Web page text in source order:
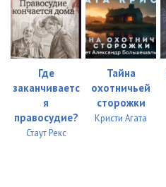
Где
заканчиваетс
я
правосудие?
Стаут Рекс
Тайна
охотничьей
сторожки
Кристи Агата